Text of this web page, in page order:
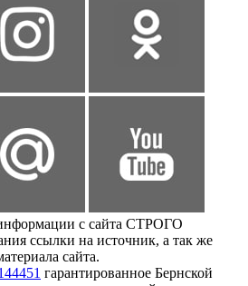
с сайта СТРОГО
ссылки на источник, а так же
сайта.
гарантированное Бернской